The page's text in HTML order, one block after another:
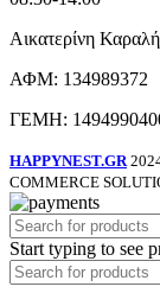
Αικατερίνη Καραλή
ΑΦΜ: 134989372
ΓΕΜΗ:
HAPPYNEST.GR
COMMERCE
Start typing to see